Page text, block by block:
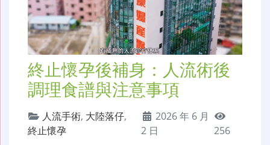
終止懷孕後補身：人流術後
調理食譜與注意事項
人流手術, 大陸落仔,
終止懷孕
2026 年 6 月
2 日
256